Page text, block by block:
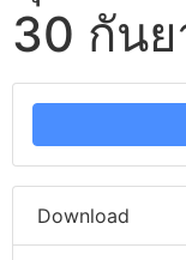
30 กัน
Download